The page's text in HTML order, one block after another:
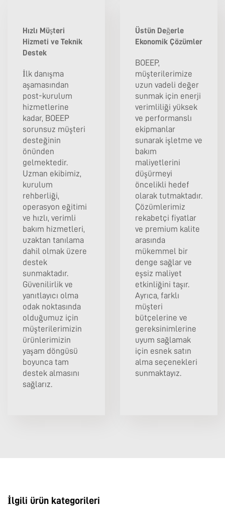
Hızlı Müşteri
Hizmeti ve Teknik
Destek
İlk danışma
aşamasından
post-kurulum
hizmetlerine
kadar, BOEEP
sorunsuz müşteri
desteğinin
önünden
gelmektedir.
Uzman ekibimiz,
kurulum
rehberliği,
operasyon eğitimi
ve hızlı, verimli
bakım hizmetleri,
uzaktan tanılama
dahil olmak üzere
destek
sunmaktadır.
Güvenilirlik ve
yanıtlayıcı olma
odak noktasında
olduğumuz için
müşterilerimizin
ürünlerimizin
yaşam döngüsü
boyunca tam
destek almasını
sağlarız.
Üstün Değerle
Ekonomik Çözümler
BOEEP,
müşterilerimize
uzun vadeli değer
sunmak için enerji
verimliliği yüksek
ve performanslı
ekipmanlar
sunarak işletme ve
bakım
maliyetlerini
düşürmeyi
öncelikli hedef
olarak tutmaktadır.
Çözümlerimiz
rekabetçi fiyatlar
ve premium kalite
arasında
mükemmel bir
denge sağlar ve
eşsiz maliyet
etkinliğini taşır.
Ayrıca, farklı
müşteri
bütçelerine ve
gereksinimlerine
uyum sağlamak
için esnek satın
alma seçenekleri
sunmaktayız.
İlgili ürün kategorileri